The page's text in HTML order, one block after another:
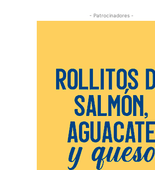
- Patrocinadores -